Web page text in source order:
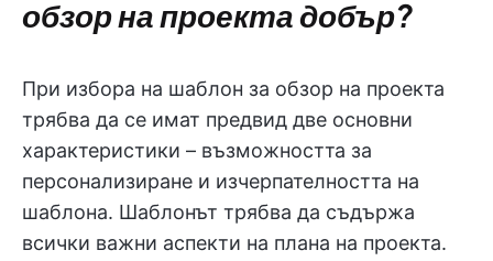
обзор на проекта добър?
При избора на шаблон за обзор на проекта
трябва да се имат предвид две основни
характеристики – възможността за
персонализиране и изчерпателността на
шаблона. Шаблонът трябва да съдържа
всички важни аспекти на плана на проекта.